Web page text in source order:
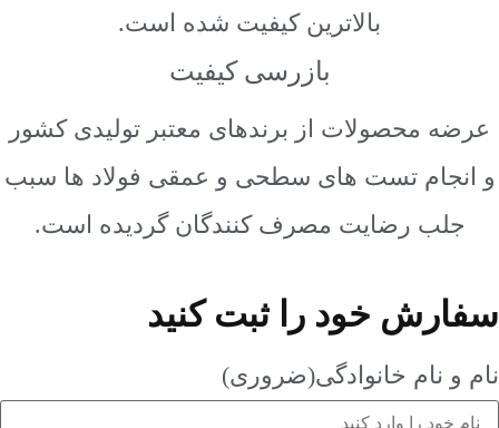
بالاترین کیفیت شده است.
بازرسی کیفیت
محصولات از برندهای معتبر تولیدی کشور
تست های سطحی و عمقی فولاد ها سبب
جلب رضایت مصرف کنندگان گردیده است.
خود را ثبت کنید
نام خانوادگی(ضروری)